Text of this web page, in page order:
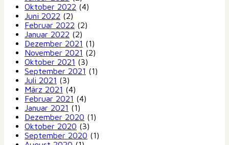
Oktober 2022 (4)
Juni 2022 (2)
Februar 2022 (2)
Januar 2022 (2)
Dezember 2021 (1)
November 2021 (2)
Oktober 2021 (3)
September 2021 (1)
Juli 2021 (3)
März 2021 (4)
Februar 2021 (4)
Januar 2021 (1)
Dezember 2020 (1)
Oktober 2020 (3)
September 2020 (1)